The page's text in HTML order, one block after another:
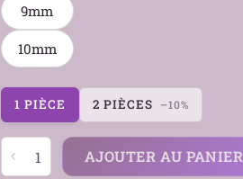
9mm
10mm
1 PIÈCE 2 PIÈCES –10%
quantité
de
AJOUTER AU PANIER